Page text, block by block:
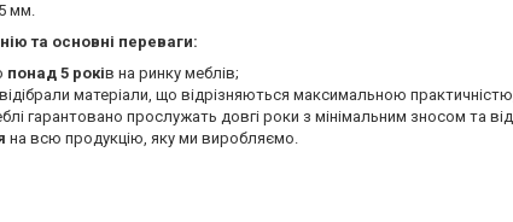
мм.
та основні переваги:
понад 5 років на ринку меблів;
матеріали, що відрізняються максимальною
гарантовано прослужать довгі роки з мінімальним зносом та
на всю продукцію, яку ми виробляємо.